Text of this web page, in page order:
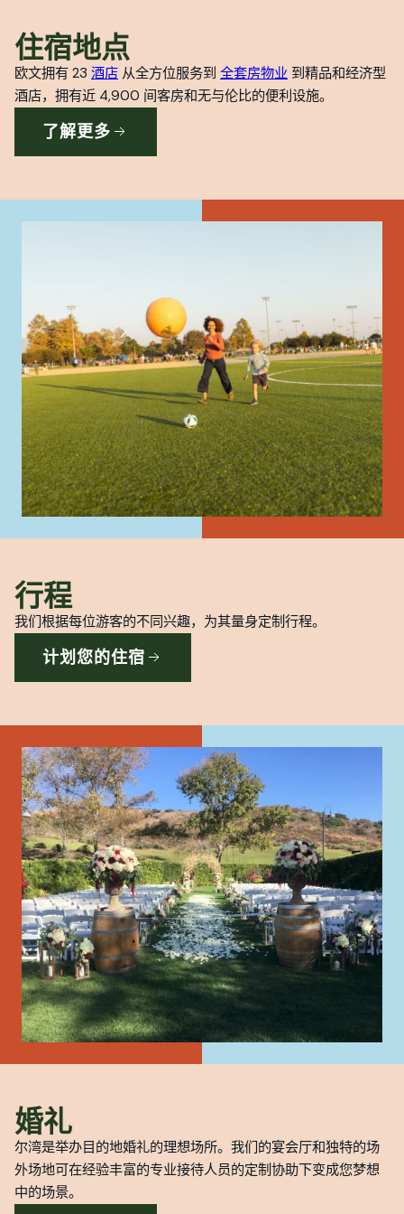
住宿地点
欧文拥有 23 酒店 从全方位服务到 全套房物业 到精品和经济型
酒店，拥有近 4,900 间客房和无与伦比的便利设施。
了解更多
行程
我们根据每位游客的不同兴趣，为其量身定制行程。
计划您的住宿
婚礼
尔湾是举办目的地婚礼的理想场所。我们的宴会厅和独特的场
外场地可在经验丰富的专业接待人员的定制协助下变成您梦想
中的场景。